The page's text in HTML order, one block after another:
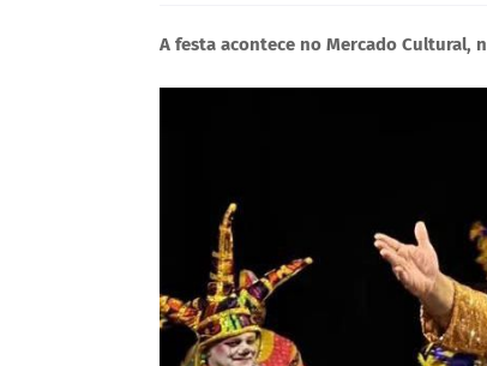
A festa acontece no Mercado Cultural,